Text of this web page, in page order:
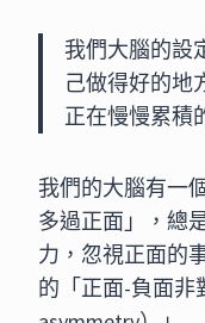
我們大腦的設
己做得好的地
正在慢慢累積
我們的大腦有一
多過正面」，總
力，忽視正面的
的「正面-負面非